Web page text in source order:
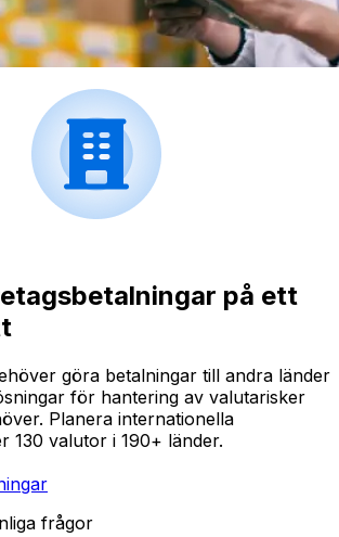
på ett
göra betalningar till andra länder
för hantering av valutarisker
Planera internationella
130 valutor i 190+ länder.
frågor